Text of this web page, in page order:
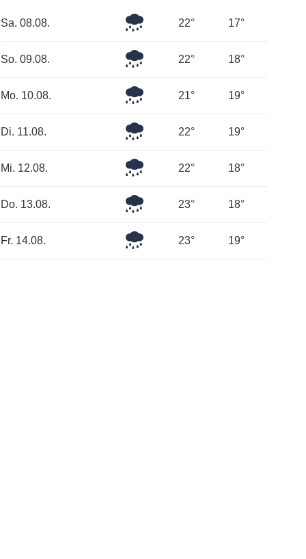
Sa. 08.08.
Leichter22° 17°
So. 09.08.
Leichter22° 18°
Mo. 10.08.
Leichter21° 19°
Di. 11.08.
Leichter22° 19°
Mi. 12.08.
Leichter22° 18°
Do. 13.08.
Leichter23° 18°
Fr. 14.08.
Leichter23° 19°